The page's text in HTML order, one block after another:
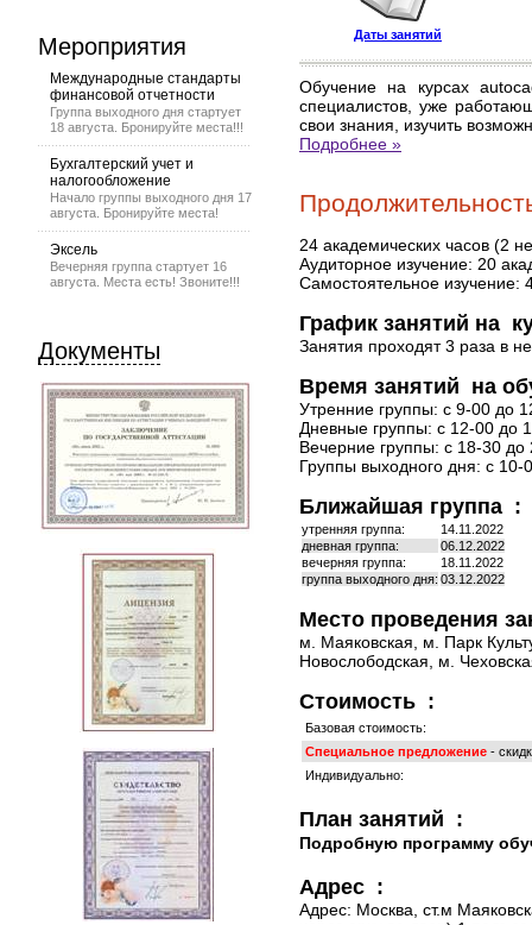
Мероприятия
Международные стандарты
финансовой отчетности
Группа выходного дня стартует
18 августа. Бронируйте места!!!
Бухгалтерский учет и
налогообложение
Начало группы выходного дня 17
августа. Бронируйте места!
Эксель
Вечерняя группа стартует 16
августа. Места есть! Звоните!!!
Документы
Даты занятий
Обучение на курсах
специалистов, уже
свои знания, изучить
Подробнее »
24 академических часов (2
Аудиторное изучение: 20
Самостоятельное изучение:
График занятий на
Занятия проходят 3 раза в
Время занятий на
Утренние группы: с 9-00 до
Дневные группы: с 12-00 до
Вечерние группы: с 18-30 до
Группы выходного дня: с 10-
Ближайшая группа :
утренняя группа:
14.11.2022
дневная группа:
06.12.2022
вечерняя группа:
18.11.2022
группа выходного дня: 03.12.2022
Место проведения
м. Маяковская, м. Парк
Новослободская, м.
Стоимость :
Базовая стоимость:
Специальное предложение -
Индивидуально:
План занятий :
Подробную программу
Адрес :
Адрес: Москва, ст.м